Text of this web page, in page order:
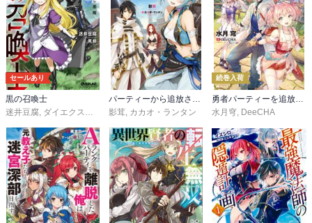
セールあり
黒の召喚士
迷井豆腐, ダイエクスト 黒銀（DIGS）
パーティーから追放されたその治癒師、実は最強につき
影茸, カカオ・ランタン
続巻入荷
勇者パーティーを追放された白魔導師、Sランク冒険者に拾われる ～この白魔導師が規格外すぎる～
水月穹, DeeCHA